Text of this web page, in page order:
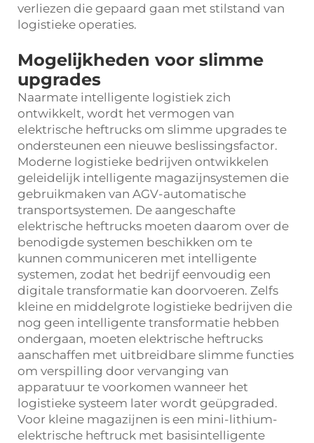
verliezen die gepaard gaan met stilstand van
logistieke operaties.
Mogelijkheden voor slimme
upgrades
Naarmate intelligente logistiek zich
ontwikkelt, wordt het vermogen van
elektrische heftrucks om slimme upgrades te
ondersteunen een nieuwe beslissingsfactor.
Moderne logistieke bedrijven ontwikkelen
geleidelijk intelligente magazijnsystemen die
gebruikmaken van AGV-automatische
transportsystemen. De aangeschafte
elektrische heftrucks moeten daarom over de
benodigde systemen beschikken om te
kunnen communiceren met intelligente
systemen, zodat het bedrijf eenvoudig een
digitale transformatie kan doorvoeren. Zelfs
kleine en middelgrote logistieke bedrijven die
nog geen intelligente transformatie hebben
ondergaan, moeten elektrische heftrucks
aanschaffen met uitbreidbare slimme functies
om verspilling door vervanging van
apparatuur te voorkomen wanneer het
logistieke systeem later wordt geüpgraded.
Voor kleine magazijnen is een mini-lithium-
elektrische heftruck met basisintelligente